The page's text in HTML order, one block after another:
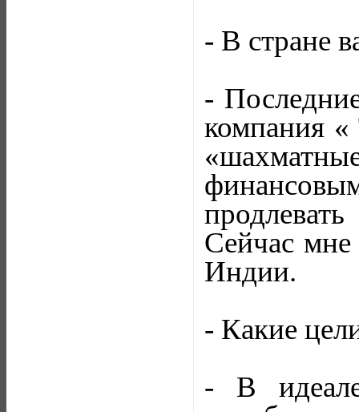
- В стране
-
компания «
Сейчас мне
Индии.
- Какие
- В